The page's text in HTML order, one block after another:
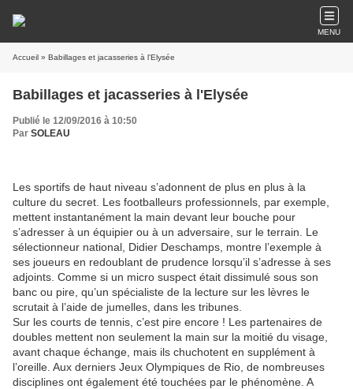
MENU
Accueil » Babillages et jacasseries à l'Elysée
Babillages et jacasseries à l'Elysée
Publié le 12/09/2016 à 10:50
Par SOLEAU
Les sportifs de haut niveau s’adonnent de plus en plus à la
culture du secret. Les footballeurs professionnels, par exemple,
mettent instantanément la main devant leur bouche pour
s’adresser à un équipier ou à un adversaire, sur le terrain. Le
sélectionneur national, Didier Deschamps, montre l’exemple à
ses joueurs en redoublant de prudence lorsqu’il s’adresse à ses
adjoints. Comme si un micro suspect était dissimulé sous son
banc ou pire, qu’un spécialiste de la lecture sur les lèvres le
scrutait à l’aide de jumelles, dans les tribunes.
Sur les courts de tennis, c’est pire encore ! Les partenaires de
doubles mettent non seulement la main sur la moitié du visage,
avant chaque échange, mais ils chuchotent en supplément à
l’oreille. Aux derniers Jeux Olympiques de Rio, de nombreuses
disciplines ont également été touchées par le phénomène. A